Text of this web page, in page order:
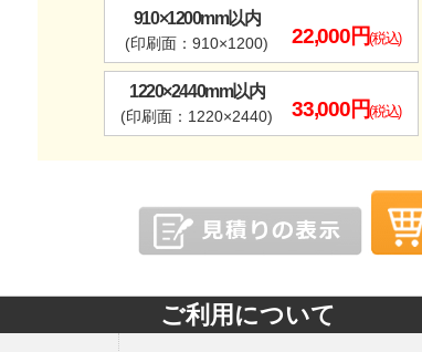
910×1200mm以内
(印刷面：910×1200) 22,000円(税込)
1220×2440mm以内
(印刷面：1220×2440) 33,000円(税込)
ご利用について